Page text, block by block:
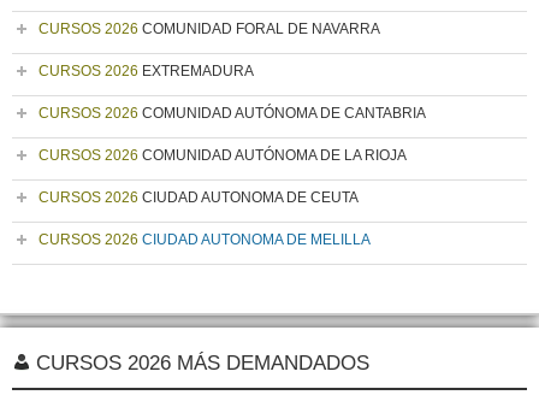
CURSOS 2026 COMUNIDAD FORAL DE NAVARRA
CURSOS 2026 EXTREMADURA
CURSOS 2026 COMUNIDAD AUTÓNOMA DE CANTABRIA
CURSOS 2026 COMUNIDAD AUTÓNOMA DE LA RIOJA
CURSOS 2026 CIUDAD AUTONOMA DE CEUTA
CURSOS 2026 CIUDAD AUTONOMA DE MELILLA
CURSOS 2026 MÁS DEMANDADOS